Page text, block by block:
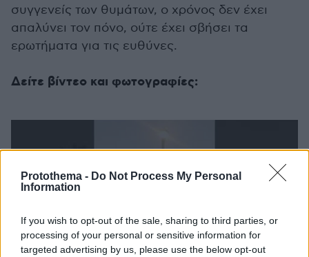
Protothema - Do Not Process My Personal
Information
If you wish to opt-out of the sale, sharing to third parties, or
processing of your personal or sensitive information for
targeted advertising by us, please use the below opt-out
συγγενείς των θυμάτων, ο χρόνος δεν έχει
απαλύνει τον πόνο, ούτε έχει σβήσει τα
ερωτήματα για τις ευθύνες.
Δείτε βίντεο και φωτογραφίες: